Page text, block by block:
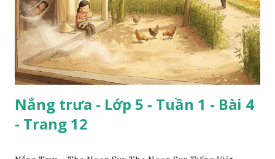
Nắng trưa - Lớp 5 - Tuần 1 - Bài 4
- Trang 12